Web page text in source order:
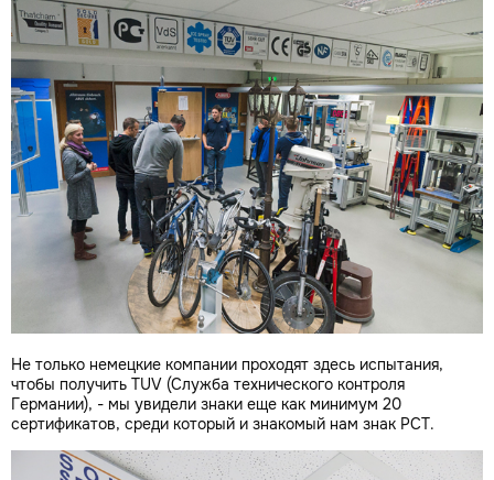
Не только немецкие компании проходят здесь испытания,
чтобы получить TUV (Служба технического контроля
Германии), - мы увидели знаки еще как минимум 20
сертификатов, среди который и знакомый нам знак РСТ.